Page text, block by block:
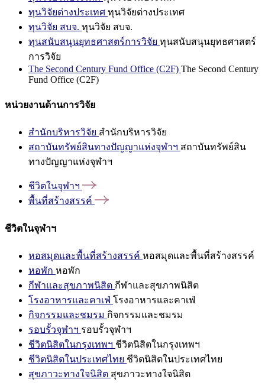
ทุนวิจัยต่างประเทศ ทุนวิจัยต่างประเทศ
ทุนวิจัย สบจ. ทุนวิจัย สบจ.
ทุนสนับสนุนยุทธศาสตร์การวิจัย ทุนสนับสนุนยุทธศาสตร์
การวิจัย
The Second Century Fund Office (C2F) The Second Century
Fund Office (C2F)
หน่วยงานด้านการวิจัย
สำนักบริหารวิจัย สำนักบริหารวิจัย
สถาบันทรัพย์สินทางปัญญาแห่งจุฬาฯ สถาบันทรัพย์สิน
ทางปัญญาแห่งจุฬาฯ
ชีวิตในจุฬาฯ
พื้นที่สร้างสรรค์
ชีวิตในจุฬาฯ
หอสมุดและพื้นที่สร้างสรรค์ หอสมุดและพื้นที่สร้างสรรค์
หอพัก หอพัก
กีฬาและสุขภาพนิสิต กีฬาและสุขภาพนิสิต
โรงอาหารและคาเฟ่ โรงอาหารและคาเฟ่
กิจกรรมและชมรม กิจกรรมและชมรม
รอบรั้วจุฬาฯ รอบรั้วจุฬาฯ
ชีวิตนิสิตในกรุงเทพฯ ชีวิตนิสิตในกรุงเทพฯ
ชีวิตนิสิตในประเทศไทย ชีวิตนิสิตในประเทศไทย
สุขภาวะทางใจนิสิต สุขภาวะทางใจนิสิต